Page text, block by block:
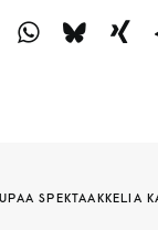
SPEKTAAKKELIA